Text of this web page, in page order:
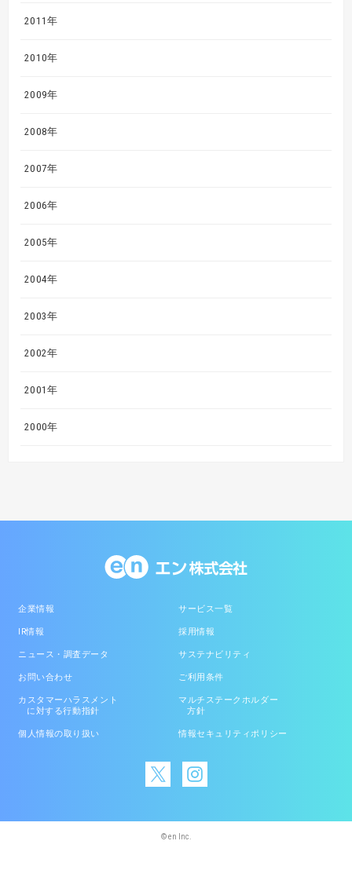
2011年
2010年
2009年
2008年
2007年
2006年
2005年
2004年
2003年
2002年
2001年
2000年
企業情報 サービス一覧
IR情報 採用情報
ニュース・調査データ サステナビリティ
お問い合わせ ご利用条件
カスタマーハラスメント
に対する行動指針
マルチステークホルダー
方針
個人情報の取り扱い 情報セキュリティポリシー
© en Inc.